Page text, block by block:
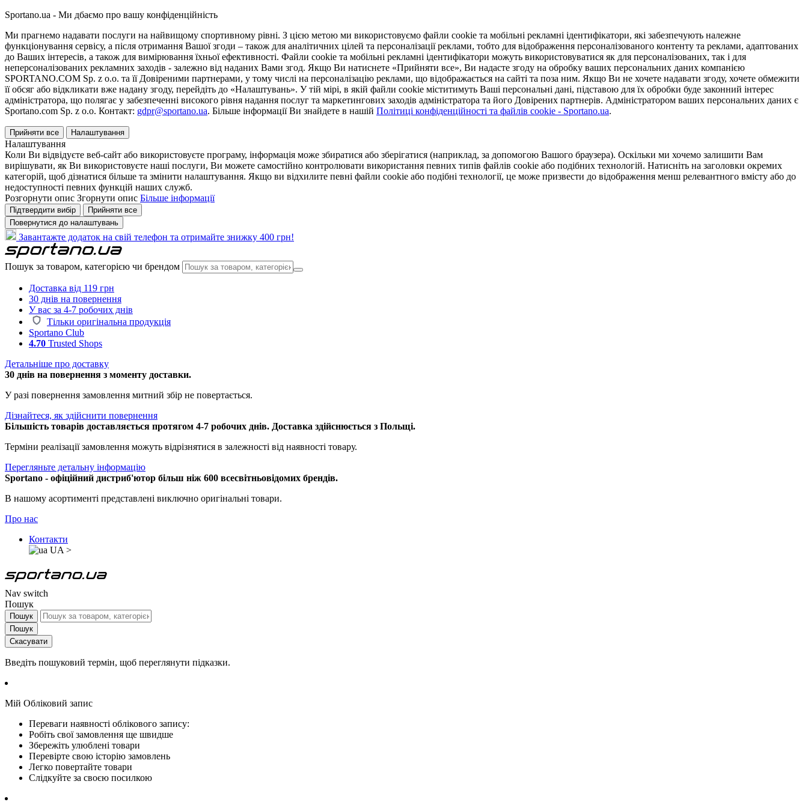
Sportano.ua - Ми дбаємо про вашу конфіденційність
Ми прагнемо надавати послуги на найвищому спортивному рівні. З цією метою ми використовуємо файли cookie та мобільні рекламні ідентифікатори, які забезпечують належне
функціонування сервісу, а після отримання Вашої згоди – також для аналітичних цілей та персоналізації реклами, тобто для відображення персоналізованого контенту та реклами, адаптованих
до Ваших інтересів, а також для вимірювання їхньої ефективності. Файли cookie та мобільні рекламні ідентифікатори можуть використовуватися як для персоналізованих, так і для
неперсоналізованих рекламних заходів - залежно від наданих Вами згод. Якщо Ви натиснете «Прийняти все», Ви надасте згоду на обробку ваших персональних даних компанією
SPORTANO.COM Sp. z o.o. та її Довіреними партнерами, у тому числі на персоналізацію реклами, що відображається на сайті та поза ним. Якщо Ви не хочете надавати згоду, хочете обмежити
її обсяг або відкликати вже надану згоду, перейдіть до «Налаштувань». У тій мірі, в якій файли cookie міститимуть Ваші персональні дані, підставою для їх обробки буде законний інтерес
адміністратора, що полягає у забезпеченні високого рівня надання послуг та маркетингових заходів адміністратора та його Довірених партнерів. Адміністратором ваших персональних даних є
Sportano.com Sp. z o.o. Контакт: gdpr@sportano.ua. Більше інформації Ви знайдете в нашій Політиці конфіденційності та файлів cookie - Sportano.ua.
Прийняти все Налаштування
Налаштування
Коли Ви відвідуєте веб-сайт або використовуєте програму, інформація може збиратися або зберігатися (наприклад, за допомогою Вашого браузера). Оскільки ми хочемо залишити Вам
вирішувати, як Ви використовуєте наші послуги, Ви можете самостійно контролювати використання певних типів файлів cookie або подібних технологій. Натисніть на заголовки окремих
категорій, щоб дізнатися більше та змінити налаштування. Якщо ви відхилите певні файли cookie або подібні технології, це може призвести до відображення менш релевантного вмісту або до
недоступності певних функцій наших служб.
Розгорнути опис Згорнути опис Більше інформації
Підтвердити вибір
Прийняти все
Повернутися до налаштувань
Завантажте додаток на свій телефон та отримайте знижку 400 грн!
Пошук за товаром, категорією чи брендом
Доставка від 119 грн
30 днів на повернення
У вас за 4-7 робочих днів
Тільки оригінальна продукція
Sportano Club
4.70 Trusted Shops
Детальніше про доставку
30 днів на повернення з моменту доставки.
У разі повернення замовлення митний збір не повертається.
Дізнайтеся, як здійснити повернення
Більшість товарів доставляється протягом 4-7 робочих днів. Доставка здійснюється з Польщі.
Терміни реалізації замовлення можуть відрізнятися в залежності від наявності товару.
Перегляньте детальну інформацію
Sportano - офіційний дистриб'ютор більш ніж 600 всесвітньовідомих брендів.
В нашому асортименті представлені виключно оригінальні товари.
Про нас
Контакти
UA >
Nav switch
Пошук
Пошук
Пошук
Скасувати
Введіть пошуковий термін, щоб переглянути підказки.
Мій Обліковий запис
Переваги наявності облікового запису:
Робіть свої замовлення ще швидше
Збережіть улюблені товари
Перевірте свою історію замовлень
Легко повертайте товари
Слідкуйте за своєю посилкою